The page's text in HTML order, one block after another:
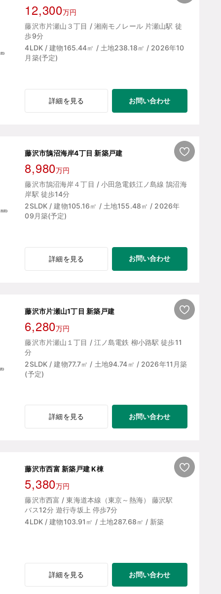
12,300万円
藤沢市片瀬山３丁目 / 湘南モノレール 片瀬山駅 徒
歩9分
4LDK / 建物165.44㎡ / 土地238.18㎡ / 2026年10
月築(予定)
詳細を見る お問い合わせ
藤沢市鵠沼海岸4丁目 新築戸建
8,980万円
藤沢市鵠沼海岸４丁目 / 小田急電鉄江ノ島線 鵠沼海
岸駅 徒歩14分
2SLDK / 建物105.16㎡ / 土地155.48㎡ / 2026年
09月築(予定)
詳細を見る お問い合わせ
藤沢市片瀬山1丁目 新築戸建
6,280万円
藤沢市片瀬山１丁目 / 江ノ島電鉄 柳小路駅 徒歩11
分
2SLDK / 建物77.7㎡ / 土地94.74㎡ / 2026年11月築
(予定)
詳細を見る お問い合わせ
藤沢市西富 新築戸建 K棟
5,380万円
藤沢市西富 / 東海道本線（東京～熱海） 藤沢駅
バス12分 遊行寺坂上 停歩7分
4LDK / 建物103.91㎡ / 土地287.68㎡ / 新築
詳細を見る お問い合わせ